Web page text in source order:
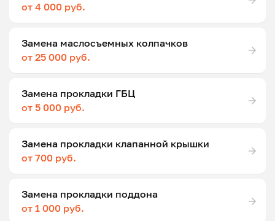
от 4 000 руб.
Замена маслосъемных колпачков
от 25 000 руб.
Замена прокладки ГБЦ
от 5 000 руб.
Замена прокладки клапанной крышки
от 700 руб.
Замена прокладки поддона
от 1 000 руб.